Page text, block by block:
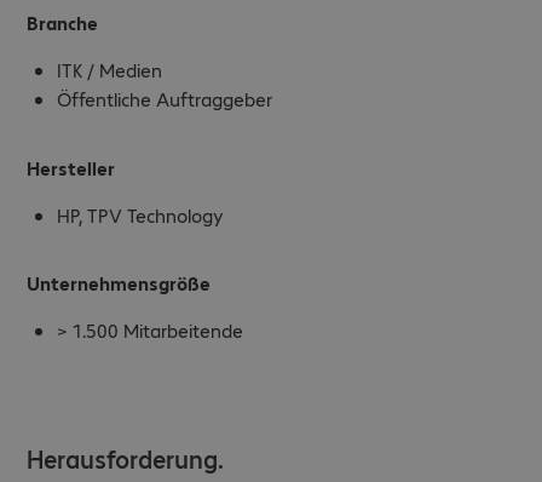
Branche
ITK / Medien
Öffentliche Auftraggeber
Hersteller
HP, TPV Technology
Unternehmensgröße
> 1.500 Mitarbeitende
Herausforderung.